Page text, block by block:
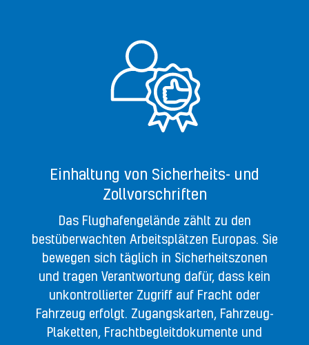
Einhaltung von Sicherheits- und
Zollvorschriften
Das Flughafengelände zählt zu den
bestüberwachten Arbeitsplätzen Europas. Sie
bewegen sich täglich in Sicherheitszonen
und tragen Verantwortung dafür, dass kein
unkontrollierter Zugriff auf Fracht oder
Fahrzeug erfolgt. Zugangskarten, Fahrzeug-
Plaketten, Frachtbegleitdokumente und